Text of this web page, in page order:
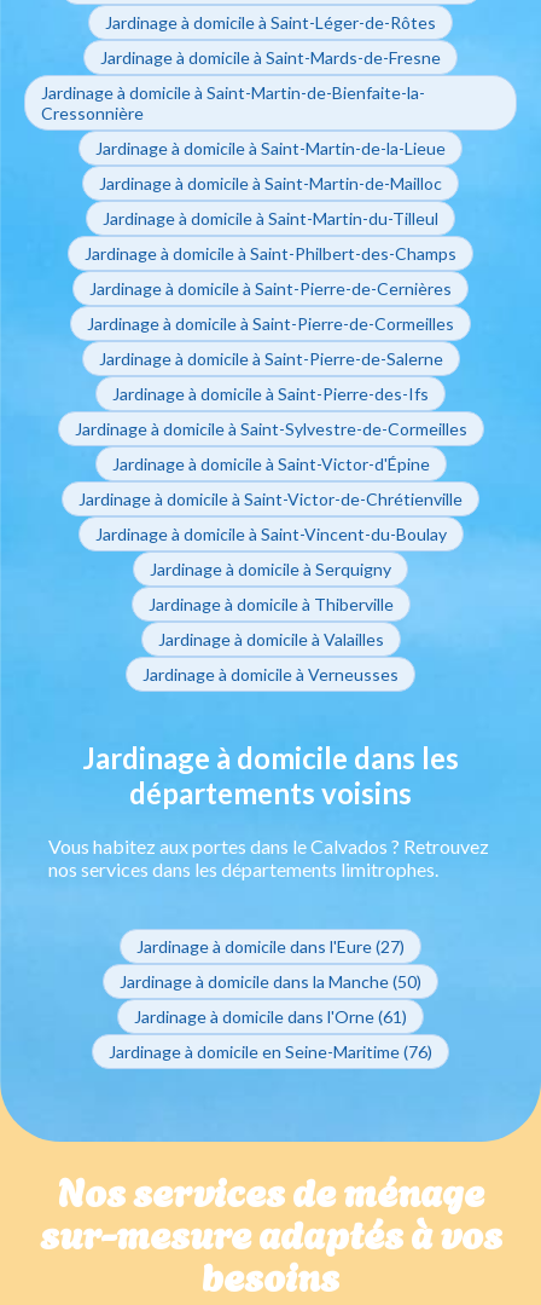
Jardinage à domicile à Saint-Léger-de-Rôtes
Jardinage à domicile à Saint-Mards-de-Fresne
Jardinage à domicile à Saint-Martin-de-Bienfaite-la-
Cressonnière
Jardinage à domicile à Saint-Martin-de-la-Lieue
Jardinage à domicile à Saint-Martin-de-Mailloc
Jardinage à domicile à Saint-Martin-du-Tilleul
Jardinage à domicile à Saint-Philbert-des-Champs
Jardinage à domicile à Saint-Pierre-de-Cernières
Jardinage à domicile à Saint-Pierre-de-Cormeilles
Jardinage à domicile à Saint-Pierre-de-Salerne
Jardinage à domicile à Saint-Pierre-des-Ifs
Jardinage à domicile à Saint-Sylvestre-de-Cormeilles
Jardinage à domicile à Saint-Victor-d'Épine
Jardinage à domicile à Saint-Victor-de-Chrétienville
Jardinage à domicile à Saint-Vincent-du-Boulay
Jardinage à domicile à Serquigny
Jardinage à domicile à Thiberville
Jardinage à domicile à Valailles
Jardinage à domicile à Verneusses
Jardinage à domicile dans les
départements voisins
Vous habitez aux portes dans le Calvados ? Retrouvez
nos services dans les départements limitrophes.
Jardinage à domicile dans l'Eure (27)
Jardinage à domicile dans la Manche (50)
Jardinage à domicile dans l'Orne (61)
Jardinage à domicile en Seine-Maritime (76)
Nos services de ménage
sur-mesure adaptés à vos
besoins